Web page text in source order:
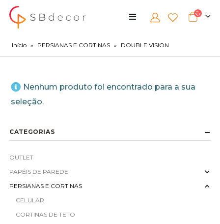
Início » PERSIANAS E CORTINAS » DOUBLE VISION
Nenhum produto foi encontrado para a sua
seleção.
CATEGORIAS
OUTLET
PAPÉIS DE PAREDE
PERSIANAS E CORTINAS
CELULAR
CORTINAS DE TETO